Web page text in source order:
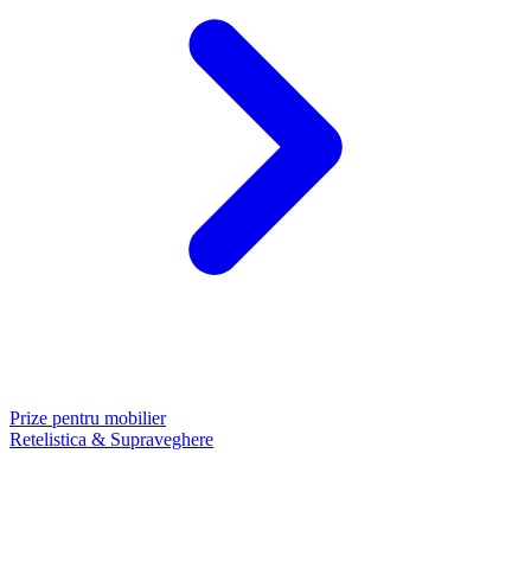
Prize pentru mobilier
Retelistica & Supraveghere